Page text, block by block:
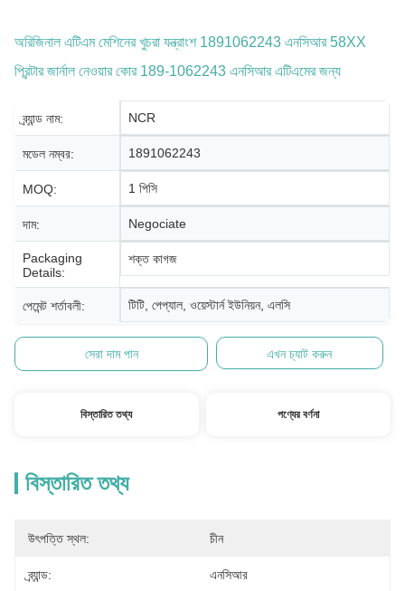
অরিজিনাল এটিএম মেশিনের খুচরা যন্ত্রাংশ 1891062243 এনসিআর 58XX
প্রিন্টার জার্নাল নেওয়ার কোর 189-1062243 এনসিআর এটিএমের জন্য
ব্র্যান্ড নাম: NCR
মডেল নম্বর: 1891062243
MOQ: 1 পিসি
দাম: Negociate
Packaging
Details:
শক্ত কাগজ
পেমেন্ট শর্তাবলী: টিটি, পেপ্যাল, ওয়েস্টার্ন ইউনিয়ন, এলসি
সেরা দাম পান এখন চ্যাট করুন
বিস্তারিত তথ্য পণ্যের বর্ণনা
বিস্তারিত তথ্য
উৎপত্তি স্থল: চীন
ব্র্যান্ড: এনসিআর